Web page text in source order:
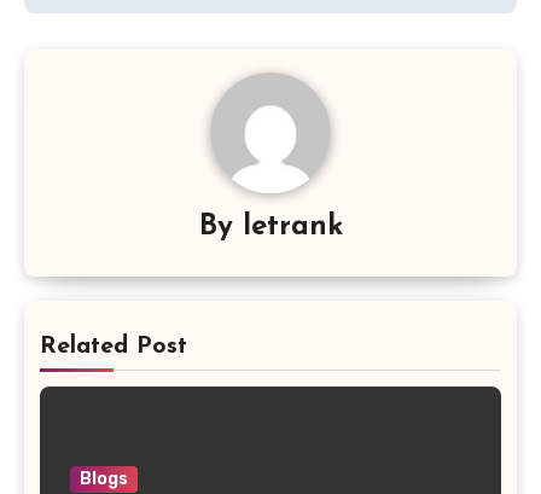
By letrank
Related Post
Blogs